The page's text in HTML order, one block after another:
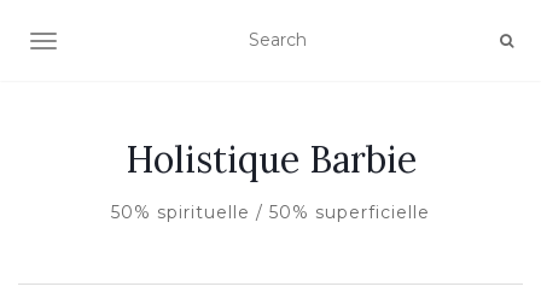
AFFICHER/MASQUER LA NAVIGATION
Holistique Barbie
50% spirituelle / 50% superficielle